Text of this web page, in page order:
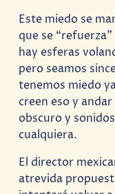
Este miedo se
que se
hay esferas
pero seamos
tenemos miedo
creen eso y
obscuro y
cualquiera.
El director
atrevida